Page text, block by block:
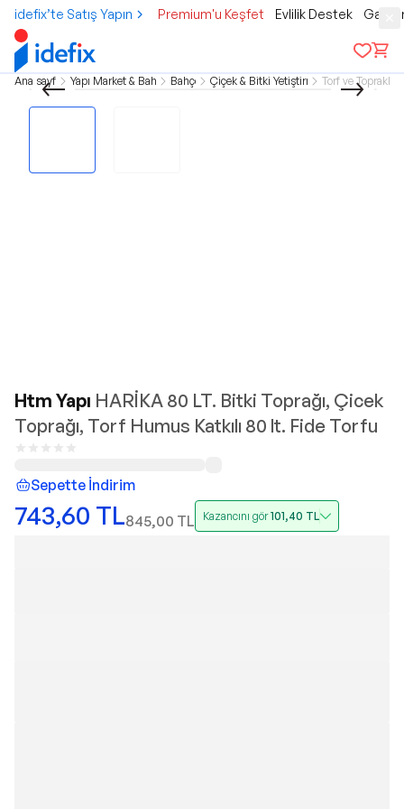
idefix’te Satış Yapın Premium'u Keşfet Evlilik Destek
Ana sayfa Yapı Market & Bahçe Bahçe Çiçek & Bitki Yetiştirme Torf ve Topraklar
Htm Yapı HARİKA 80 LT. Bitki Toprağı, Çicek
Toprağı, Torf Humus Katkılı 80 lt. Fide Torfu
Sepette İndirim
743,60 TL845,00 TL Kazancını gör101,40 TL